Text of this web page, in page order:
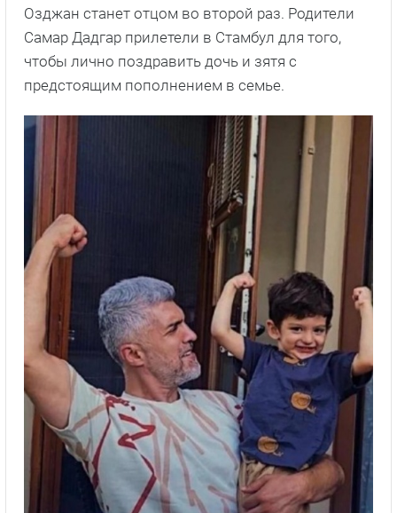
Озджан станет отцом во второй раз. Родители
Самар Дадгар прилетели в Стамбул для того,
чтобы лично поздравить дочь и зятя с
предстоящим пополнением в семье.